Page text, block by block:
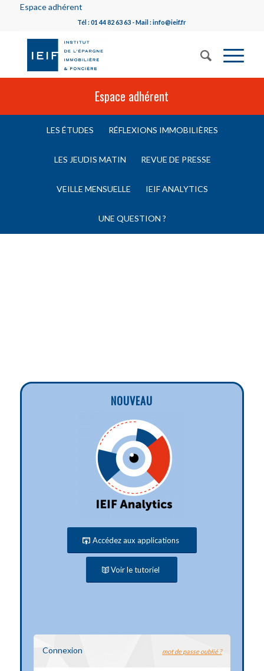
Espace adhérent
Tél : 01 44 82 63 63 - Mail : info@ieif.fr
Espace adhérent
LES ÉTUDES RÉFLEXIONS IMMOBILIÈRES
LES JEUDIS MATIN REVUE DE PRESSE
VEILLE MENSUELLE IEIF ANALYTICS
UNE QUESTION ?
NOUVEAU
Accédez aux applications
Voir le tutoriel
Connexion mot de passe oublié ?